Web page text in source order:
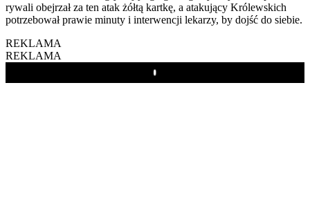
rywali obejrzał za ten atak żółtą kartkę, a atakujący Królewskich
potrzebował prawie minuty i interwencji lekarzy, by dojść do siebie.
REKLAMA
REKLAMA
Play